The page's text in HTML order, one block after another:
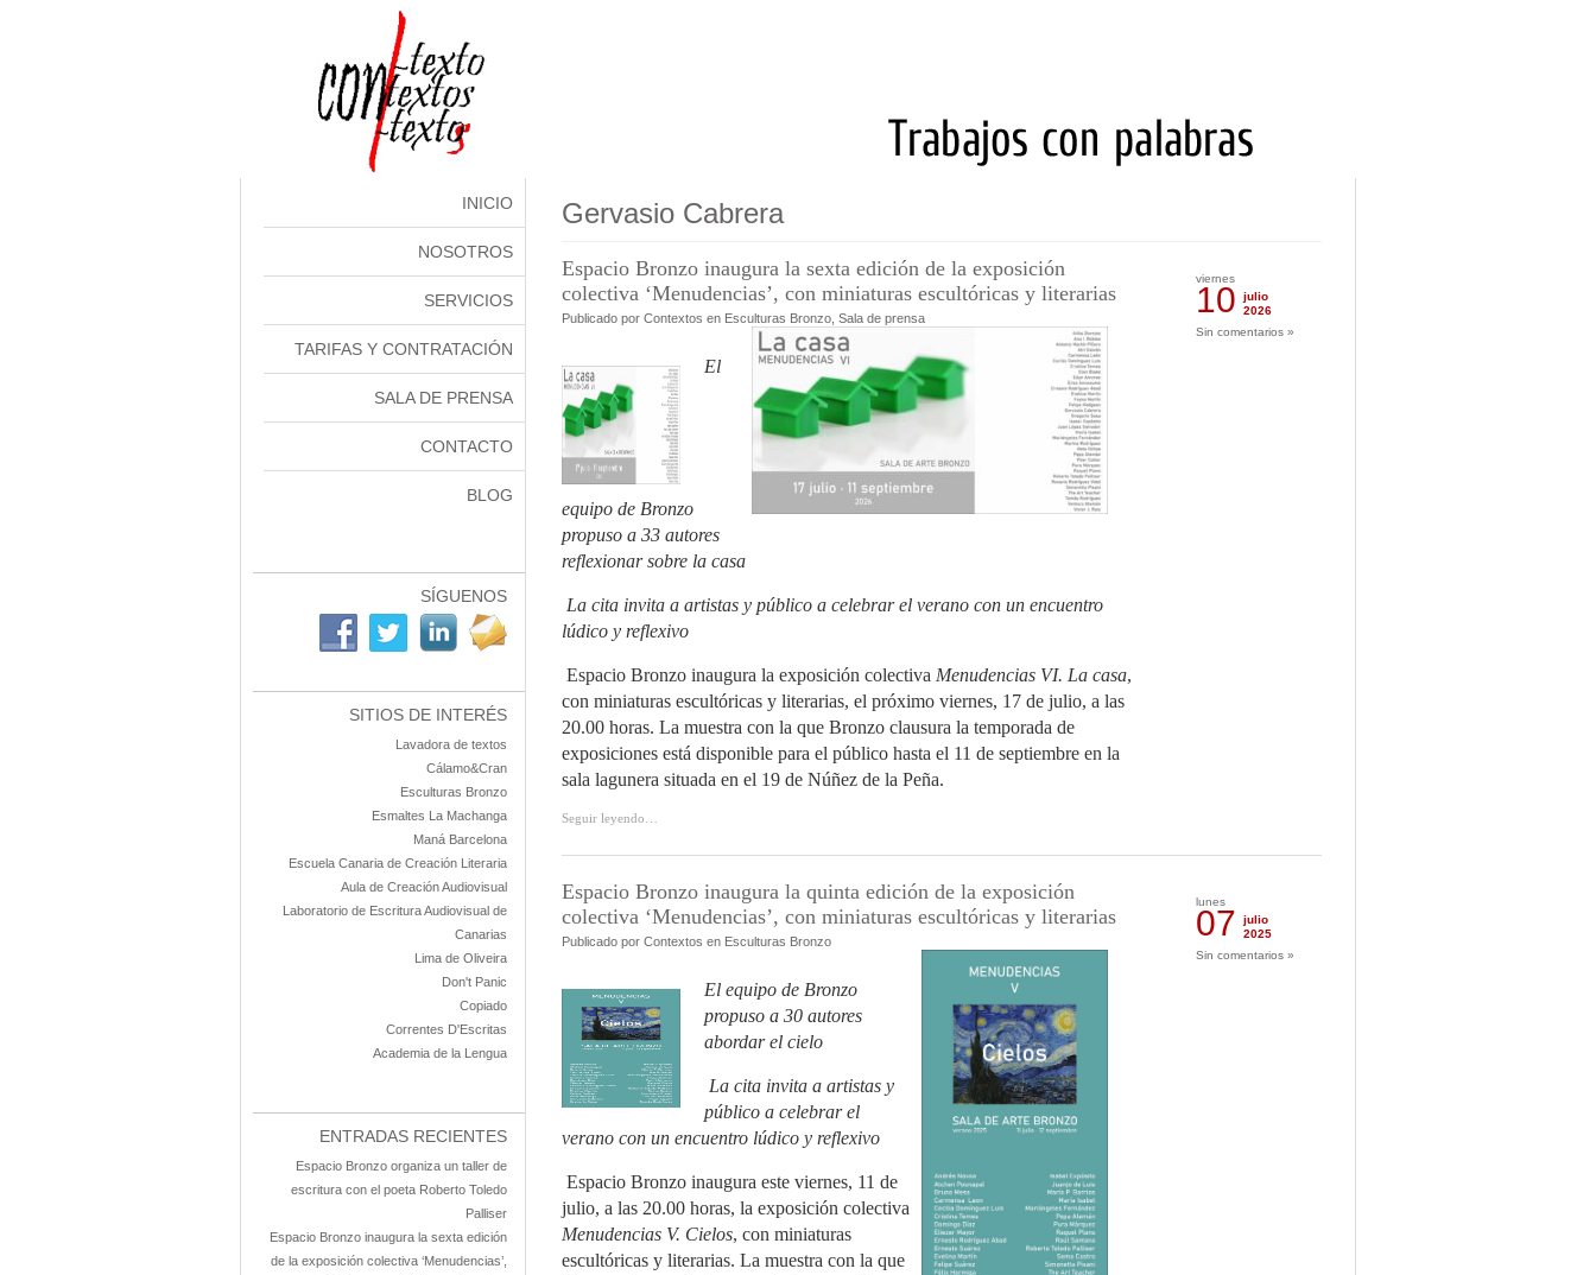
INICIO
NOSOTROS
SERVICIOS
TARIFAS Y CONTRATACIÓN
SALA DE PRENSA
CONTACTO
BLOG
SÍGUENOS
SITIOS DE INTERÉS
Lavadora de textos
Cálamo&Cran
Esculturas Bronzo
Esmaltes La Machanga
Maná Barcelona
Escuela Canaria de Creación Literaria
Aula de Creación Audiovisual
Laboratorio de Escritura Audiovisual de
Canarias
Lima de Oliveira
Don't Panic
Copiado
Correntes D'Escritas
Academia de la Lengua
ENTRADAS RECIENTES
Espacio Bronzo organiza un taller de
escritura con el poeta Roberto Toledo
Palliser
Espacio Bronzo inaugura la sexta edición
de la exposición colectiva ‘Menudencias’,
Gervasio Cabrera
Espacio Bronzo inaugura la sexta edición de la exposición
colectiva ‘Menudencias’, con miniaturas escultóricas y literarias
Publicado por Contextos en Esculturas Bronzo, Sala de prensa
El
equipo de Bronzo
propuso a 33 autores
reflexionar sobre la casa
La cita invita a artistas y público a celebrar el verano con un encuentro
lúdico y reflexivo
Espacio Bronzo inaugura la exposición colectiva Menudencias VI. La casa,
con miniaturas escultóricas y literarias, el próximo viernes, 17 de julio, a las
20.00 horas. La muestra con la que Bronzo clausura la temporada de
exposiciones está disponible para el público hasta el 11 de septiembre en la
sala lagunera situada en el 19 de Núñez de la Peña.
Seguir leyendo…
viernes
10
julio
2026
Sin comentarios »
Espacio Bronzo inaugura la quinta edición de la exposición
colectiva ‘Menudencias’, con miniaturas escultóricas y literarias
Publicado por Contextos en Esculturas Bronzo
El equipo de Bronzo
propuso a 30 autores
abordar el cielo
La cita invita a artistas y
público a celebrar el
verano con un encuentro lúdico y reflexivo
Espacio Bronzo inaugura este viernes, 11 de
julio, a las 20.00 horas, la exposición colectiva
Menudencias V. Cielos, con miniaturas
escultóricas y literarias. La muestra con la que
lunes
07
julio
2025
Sin comentarios »